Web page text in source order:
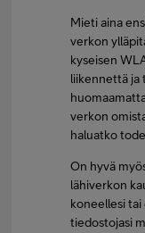
Mieti aina
verkon
kyseisen
liikennettä ja
verkon
haluatko
On hyvä
lähiverkon
koneellesi tai
tiedostojasi